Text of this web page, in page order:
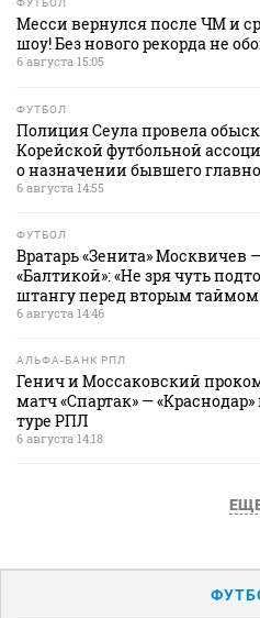
ФУТБОЛ
Месси вернулся после ЧМ и
шоу! Без нового рекорда не
6 августа 15:05
ФУТБОЛ
Полиция Сеула провела
Корейской футбольной
о назначении бывшего
6 августа 14:55
ФУТБОЛ
Вратарь «Зенита» Москвичев
«Балтикой»: «Не зря чуть
штангу перед вторым
6 августа 14:46
АЛЬФА-БАНК РПЛ
Генич и Моссаковский
матч «Спартак» —
туре РПЛ
6 августа 14:18